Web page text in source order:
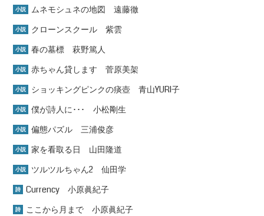
小説 ムネモシュネの地図 遠藤徹
小説 クローンスクール 紫雲
小説 春の墓標 萩野篤人
小説 赤ちゃん貸します 菅原美架
小説 ショッキングピンクの痰壺 青山YURI子
小説 僕が詩人に･･･ 小松剛生
小説 偏態パズル 三浦俊彦
小説 家を看取る日 山田隆道
小説 ツルツルちゃん2 仙田学
詩 Currency 小原眞紀子
詩 ここから月まで 小原眞紀子